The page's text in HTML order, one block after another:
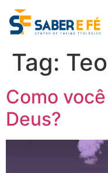
Tag:
Como
Deus?